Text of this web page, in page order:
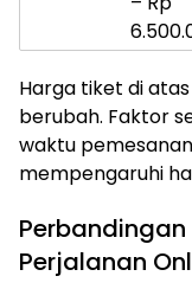
Harga tiket di
berubah. Faktor
waktu
mempengaruhi
Perjalanan